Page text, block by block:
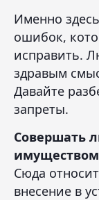
Именно
ошибок,
исправить.
здравым
Давайте
запреты.
Совершать
Сюда
внесение в